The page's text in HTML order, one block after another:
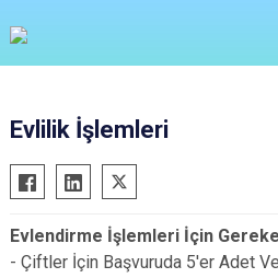
Evlilik İşlemleri
Evlendirme İşlemleri İçin
- Çiftler İçin Başvuruda 5'er Adet